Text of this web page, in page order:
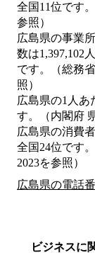
全国11位です
参照）
広島県の事業
数は1,397,102
です。（総務
照）
広島県の1人あ
す。（内閣府
広島県の消費
全国24位です
2023を参照）
広島県の電話
ビジネスに